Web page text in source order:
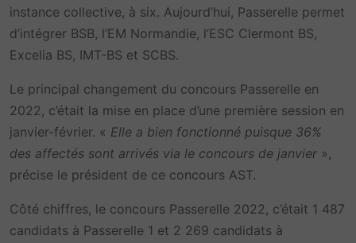
instance collective, à six. Aujourd’hui, Passerelle permet
d’intégrer BSB, l’EM Normandie, l’ESC Clermont BS,
Excelia BS, IMT-BS et SCBS.
Le principal changement du concours Passerelle en
2022, c’était la mise en place d’une première session en
janvier-février. « Elle a bien fonctionné puisque 36%
des affectés sont arrivés via le concours de janvier »,
précise le président de ce concours AST.
Côté chiffres, le concours Passerelle 2022, c’était 1 487
candidats à Passerelle 1 et 2 269 candidats à